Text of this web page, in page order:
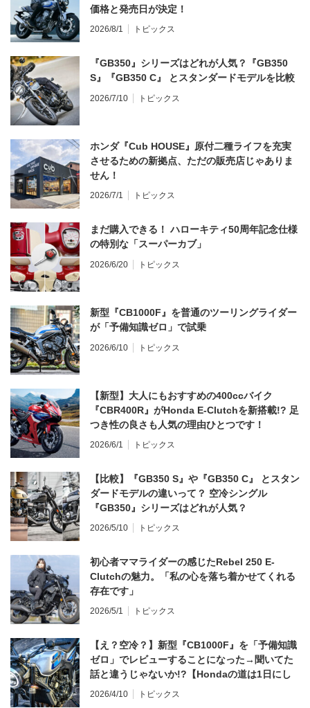
価格と発売日が決定！
2026/8/1 トピックス
『GB350』シリーズはどれが人気？『GB350
S』『GB350 C』 とスタンダードモデルを比較
2026/7/10 トピックス
ホンダ『Cub HOUSE』原付二種ライフを充実
させるための新拠点、ただの販売店じゃありま
せん！
2026/7/1 トピックス
まだ購入できる！ ハローキティ50周年記念仕様
の特別な「スーパーカブ」
2026/6/20 トピックス
新型『CB1000F』を普通のツーリングライダー
が「予備知識ゼロ」で試乗
2026/6/10 トピックス
【新型】大人にもおすすめの400ccバイク
『CBR400R』がHonda E-Clutchを新搭載!? 足
つき性の良さも人気の理由ひとつです！
2026/6/1 トピックス
【比較】『GB350 S』や『GB350 C』 とスタン
ダードモデルの違いって？ 空冷シングル
『GB350』シリーズはどれが人気？
2026/5/10 トピックス
初心者ママライダーの感じたRebel 250 E-
Clutchの魅力。「私の心を落ち着かせてくれる
存在です」
2026/5/1 トピックス
【え？空冷？】新型『CB1000F』を「予備知識
ゼロ」でレビューすることになった→聞いてた
話と違うじゃないか!?【Hondaの道は1日にし
てならず／CB1000F ①第一印象 編】
2026/4/10 トピックス